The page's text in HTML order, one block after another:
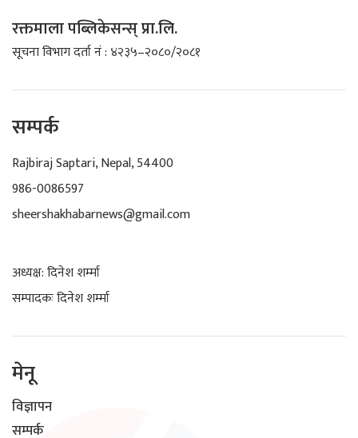
रक्तमाला पब्लिकेसन्स् प्रा.लि.
सूचना विभाग दर्ता नं : ४२३५–२०८०/२०८१
सम्पर्क
Rajbiraj Saptari, Nepal, 54400
986-0086597
sheershakhabarnews@gmail.com
अध्यक्ष: दिनेश शर्म्मा
सम्पादकः दिनेश शर्म्मा
मेनू
विज्ञापन
सम्पर्क